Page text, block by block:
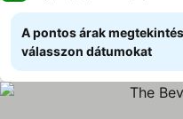
A pontos árak
válasszon dátumokat